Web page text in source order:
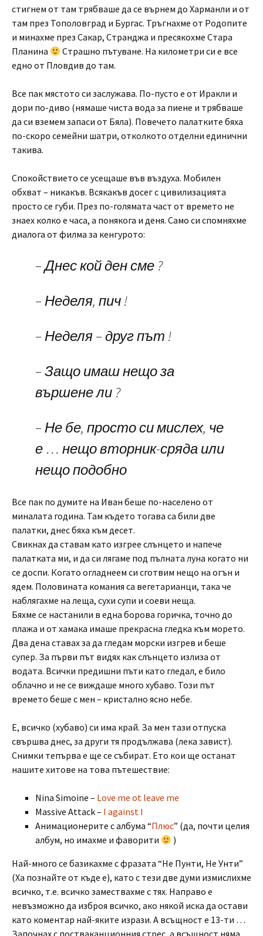
стигнем от там трябваше да се върнем до Харманли и от
там през Тополовград и Бургас. Тръгнахме от Родопите
и минахме през Сакар, Странджа и пресякохме Стара
Планина
Страшно пътуване. На километри си е все
едно от Пловдив до там.
Все пак мястото си заслужава. По-пусто е от Иракли и
дори по-диво (нямаше чиста вода за пиене и трябваше
да си вземем запаси от Бяла). Повечето палатките бяха
по-скоро семейни шатри, отколкото отделни единични
такива.
Спокойствието се усещаше във въздуха. Мобилен
обхват – никакъв. Всякакъв досег с цивилизацията
просто се губи. През по-голямата част от времето не
знаех колко е часа, а понякога и деня. Само си спомняхме
диалога от филма за кенгурото:
– Днес кой ден сме ?
– Неделя, пич !
– Неделя – друг път !
– Защо имаш нещо за
вършене ли ?
– Не бе, просто си мислех, че
е … нещо вторник-сряда или
нещо подобно
Все пак по думите на Иван беше по-населено от
миналата година. Там където тогава са били две
палатки, днес бяха към десет.
Свикнах да ставам като изгрее слънцето и напече
палатката ми, и да си лягаме под пълната луна когато ни
се доспи. Когато огладнеем си сготвим нещо на огън и
ядем. Половината комания са вегетарианци, така че
наблягахме на леща, сухи супи и соеви неща.
Бяхме се настанили в една борова горичка, точно до
плажа и от хамака имаше прекрасна гледка към морето.
Два дена ставах за да гледам морски изгрев и беше
супер. За първи път видях как слънцето излиза от
водата. Всички предишни пъти като гледал, е било
облачно и не се виждаше много хубаво. Този път
времето беше с мен – кристално ясно небе.
Е, всичко (хубаво) си има край. За мен тази отпуска
свършва днес, за други тя продължава (лека завист).
Снимки тепърва е ще се събират. Ето кои ще останат
нашите хитове на това пътешествие:
Nina Simoine – Love me ot leave me
Massive Attack – I against I
Анимационерите с албума “Плюс” (да, почти целия
албум, но имахме и фаворити
)
Най-много се базикахме с фразата “Не Пунти, Не Унти”
(Ха познайте от къде е), като с тези две думи измислихме
всичко, т.е. всичко замествахме с тях. Направо е
невъзможно да изброя всичко, ако някой иска да остави
като коментар най-яките изрази. А всъщност е 13-ти …